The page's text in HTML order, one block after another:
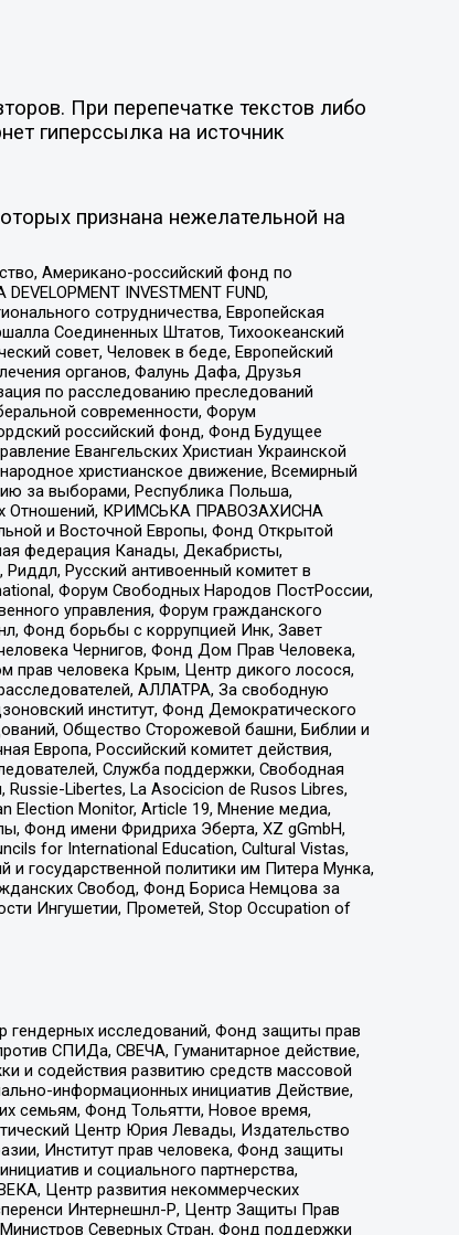
При перепечатке текстов либо
гиперссылка на источник
признана нежелательной на
Американо-российский фонд по
INVESTMENT FUND,
сотрудничества, Европейская
Соединенных Штатов, Тихоокеанский
совет, Человек в беде, Европейский
органов, Фалунь Дафа, Друзья
по расследованию преследований
современности, Форум
российский фонд, Фонд Будущее
Евангельских Христиан Украинской
христианское движение, Всемирный
за выборами, Республика Польша,
Отношений, КРИМСЬКА ПРАВОЗАХИСНА
и Восточной Европы, Фонд Открытой
федерация Канады, Декабристы,
Русский антивоенный комитет в
Форум Свободных Народов ПостРоссии,
управления, Форум гражданского
Фонд борьбы с коррупцией Инк, Завет
Чернигов, Фонд Дом Прав Человека,
прав человека Крым, Центр дикого лосося,
АЛЛАТРА, За свободную
институт, Фонд Демократического
Общество Сторожевой башни, Библии и
Европа, Российский комитет действия,
Служба поддержки, Свободная
Libertes, La Asocicion de Rusos Libres,
Election Monitor, Article 19, Мнение медиа,
Фонд имени Фридриха Эберта, XZ gGmbH,
for International Education, Cultural Vistas,
государственной политики им Питера Мунка,
Свобод, Фонд Бориса Немцова за
Ингушетии, Прометей, Stop Occupation of
гендерных исследований, Фонд защиты прав
СПИДа, СВЕЧА, Гуманитарное действие,
и содействия развитию средств массовой
информационных инициатив Действие,
семьям, Фонд Тольятти, Новое время,
Центр Юрия Левады, Издательство
Институт прав человека, Фонд защиты
и социального партнерства,
Центр развития некоммерческих
Интернешнл-Р, Центр Защиты Прав
Северных Стран, Фонд поддержки